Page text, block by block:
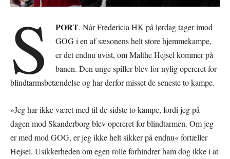
S PORT. Når Fredericia HK på lørdag tager imod
GOG i en af sæsonens helt store hjemmekampe,
er det endnu uvist, om Malthe Hejsel kommer på
banen. Den unge spiller blev for nylig opereret for
blindtarmsbetændelse og har derfor misset de seneste to kampe.
»Jeg har ikke været med til de sidste to kampe, fordi jeg på
dagen mod Skanderborg blev opereret for blindtarmen. Om jeg
er med mod GOG, er jeg ikke helt sikker på endnu« fortæller
Hejsel. Usikkerheden om egen rolle forhindrer ham dog ikke i at